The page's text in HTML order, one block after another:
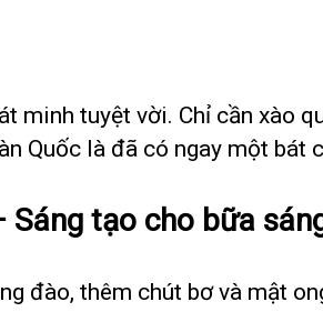
minh tuyệt vời. Chỉ cần xào
Quốc là đã có ngay một bát
tạo cho bữa
đào, thêm chút bơ và mật